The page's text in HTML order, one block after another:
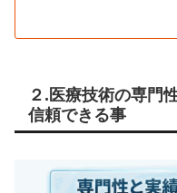
２.医療技術の専門
信頼できる事